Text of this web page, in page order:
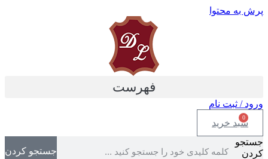
پرش به محتوا
فهرست
ورود / ثبت نام
0
سبد خرید
جستجو
کردن
جستجو کردن